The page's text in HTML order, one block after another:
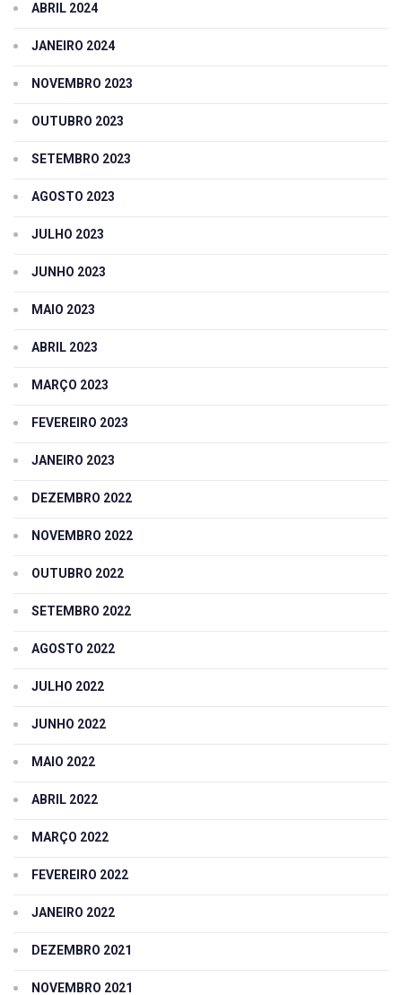
ABRIL 2024
JANEIRO 2024
NOVEMBRO 2023
OUTUBRO 2023
SETEMBRO 2023
AGOSTO 2023
JULHO 2023
JUNHO 2023
MAIO 2023
ABRIL 2023
MARÇO 2023
FEVEREIRO 2023
JANEIRO 2023
DEZEMBRO 2022
NOVEMBRO 2022
OUTUBRO 2022
SETEMBRO 2022
AGOSTO 2022
JULHO 2022
JUNHO 2022
MAIO 2022
ABRIL 2022
MARÇO 2022
FEVEREIRO 2022
JANEIRO 2022
DEZEMBRO 2021
NOVEMBRO 2021